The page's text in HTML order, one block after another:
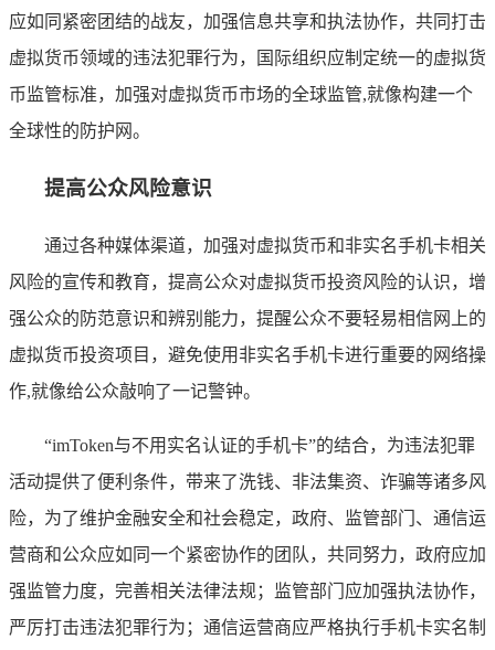
应如同紧密团结的战友，加强信息共享和执法协作，共同打击
虚拟货币领域的违法犯罪行为，国际组织应制定统一的虚拟货
币监管标准，加强对虚拟货币市场的全球监管,就像构建一个
全球性的防护网。
提高公众风险意识
通过各种媒体渠道，加强对虚拟货币和非实名手机卡相关
风险的宣传和教育，提高公众对虚拟货币投资风险的认识，增
强公众的防范意识和辨别能力，提醒公众不要轻易相信网上的
虚拟货币投资项目，避免使用非实名手机卡进行重要的网络操
作,就像给公众敲响了一记警钟。
“imToken与不用实名认证的手机卡”的结合，为违法犯罪
活动提供了便利条件，带来了洗钱、非法集资、诈骗等诸多风
险，为了维护金融安全和社会稳定，政府、监管部门、通信运
营商和公众应如同一个紧密协作的团队，共同努力，政府应加
强监管力度，完善相关法律法规；监管部门应加强执法协作，
严厉打击违法犯罪行为；通信运营商应严格执行手机卡实名制